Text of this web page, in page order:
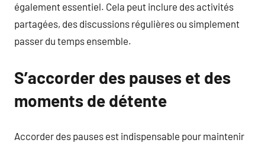
également essentiel. Cela peut inclure des activités
partagées, des discussions régulières ou simplement
passer du temps ensemble.
S’accorder des pauses et des
moments de détente
Accorder des pauses est indispensable pour maintenir